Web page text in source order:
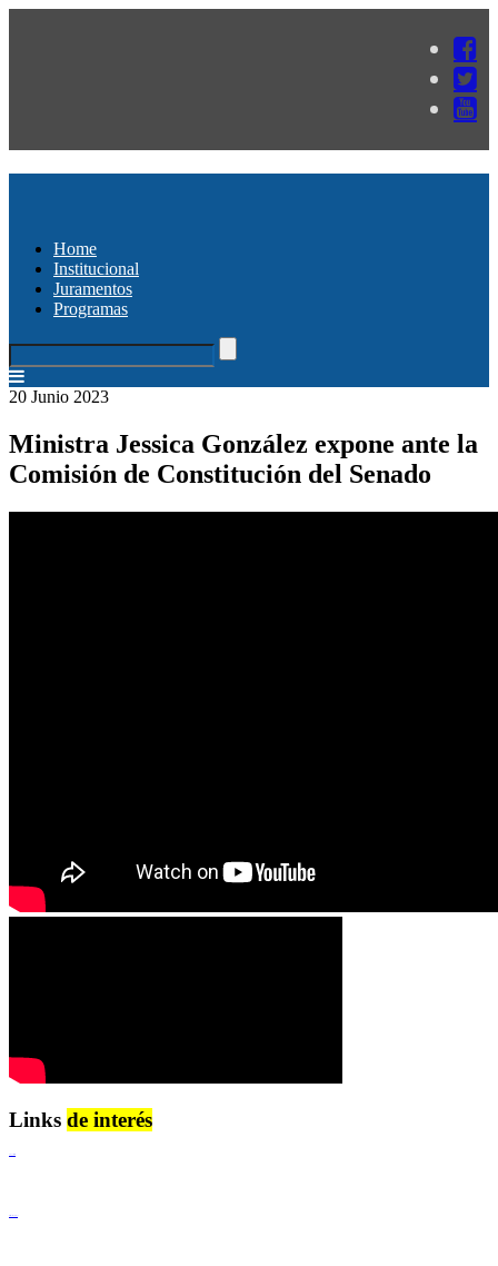
Home
Institucional
Juramentos
Programas
20 Junio 2023
Ministra Jessica González expone ante la
Comisión de Constitución del Senado
Links de interés